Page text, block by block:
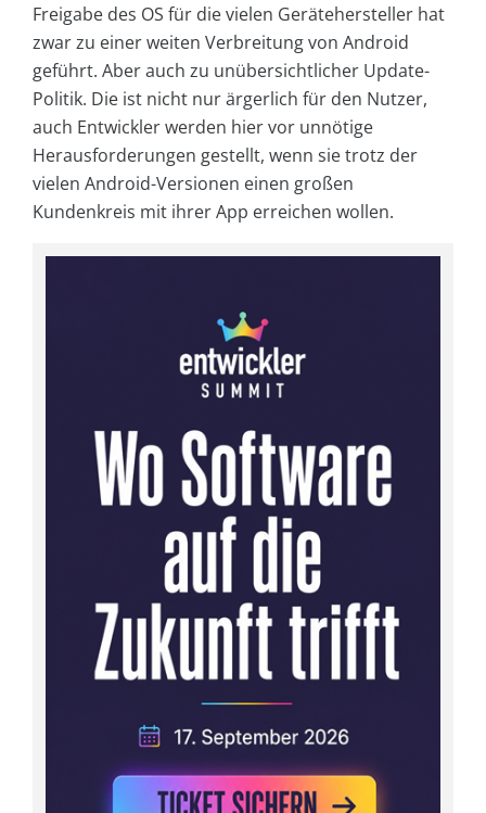
Freigabe des OS für die vielen Gerätehersteller hat
zwar zu einer weiten Verbreitung von Android
geführt. Aber auch zu unübersichtlicher Update-
Politik. Die ist nicht nur ärgerlich für den Nutzer,
auch Entwickler werden hier vor unnötige
Herausforderungen gestellt, wenn sie trotz der
vielen Android-Versionen einen großen
Kundenkreis mit ihrer App erreichen wollen.